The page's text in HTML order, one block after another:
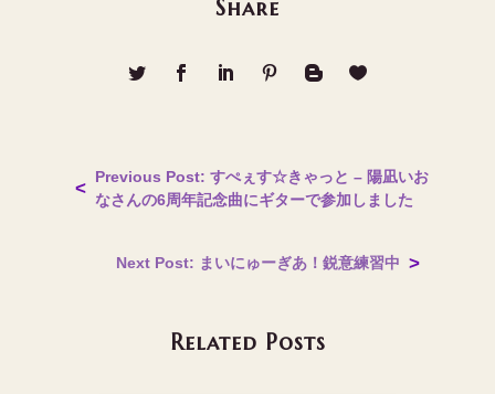
Share
Previous Post: すぺぇす☆きゃっと – 陽凪いお
なさんの6周年記念曲にギターで参加しました
Next Post: まいにゅーぎあ！鋭意練習中
Related Posts